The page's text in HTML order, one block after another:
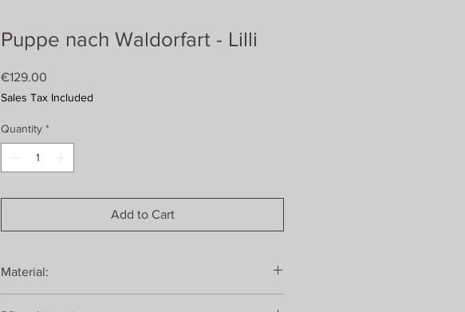
Puppe nach Waldorfart - Lilli
€129.00
Sales Tax Included
Quantity *
Add to Cart
Material: